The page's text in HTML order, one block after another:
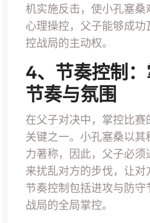
机实施反击，使小孔塞
心理操控，父子能够成
控战局的主动权。
4、节奏控制
节奏与氛围
在父子对决中，掌控比
关键之一。小孔塞桑以
力著称，因此，父子必
来扰乱对方的步伐，让对
节奏控制包括进攻与防
战局的全局掌控。